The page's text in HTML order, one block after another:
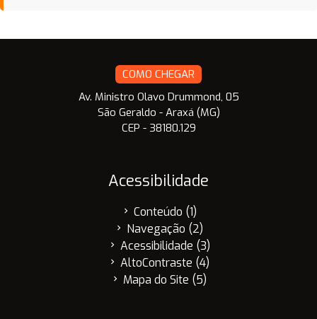
COMO CHEGAR
Av. Ministro Olavo Drummond, 05
São Geraldo - Araxá (MG)
CEP - 38180.129
Acessibilidade
chevron_right Conteúdo (1)
chevron_right Navegação (2)
chevron_right Acessibilidade (3)
chevron_right AltoContraste (4)
chevron_right Mapa do Site (5)